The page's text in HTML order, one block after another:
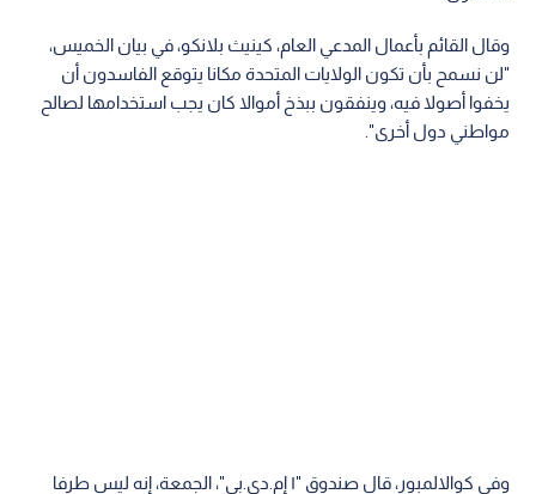
وقال القائم بأعمال المدعي العام، كينيث بلانكو، في بيان الخميس،
"لن نسمح بأن تكون الولايات المتحدة مكانا يتوقع الفاسدون أن
يخفوا أصولا فيه، وينفقون ببذخ أموالا كان يجب استخدامها لصالح
مواطني دول أخرى".
وفي كوالالمبور، قال صندوق "١ إم.دي.بي"، الجمعة، إنه ليس طرفا